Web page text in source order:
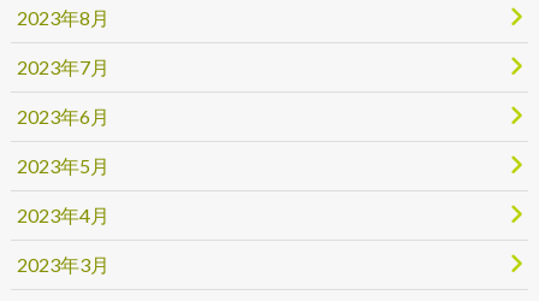
2023年8月
2023年7月
2023年6月
2023年5月
2023年4月
2023年3月